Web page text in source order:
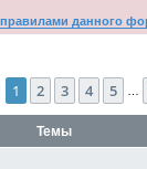
правилами данного
Страница из 197
1 2 3 4 5
Темы